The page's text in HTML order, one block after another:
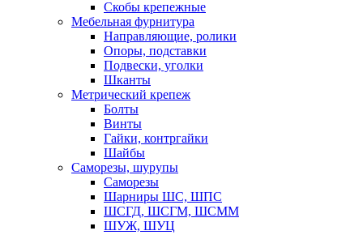
Скобы крепежные
Мебельная фурнитура
Направляющие, ролики
Опоры, подставки
Подвески, уголки
Шканты
Метрический крепеж
Болты
Винты
Гайки, контргайки
Шайбы
Саморезы, шурупы
Саморезы
Шарниры ШС, ШПС
ШСГД, ШСГМ, ШСММ
ШУЖ, ШУЦ